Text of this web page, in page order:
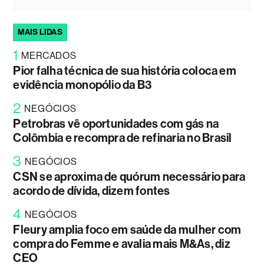
MAIS LIDAS
1 MERCADOS
Pior falha técnica de sua história coloca em
evidência monopólio da B3
2 NEGÓCIOS
Petrobras vê oportunidades com gás na
Colômbia e recompra de refinaria no Brasil
3 NEGÓCIOS
CSN se aproxima de quórum necessário para
acordo de dívida, dizem fontes
4 NEGÓCIOS
Fleury amplia foco em saúde da mulher com
compra do Femme e avalia mais M&As, diz
CEO